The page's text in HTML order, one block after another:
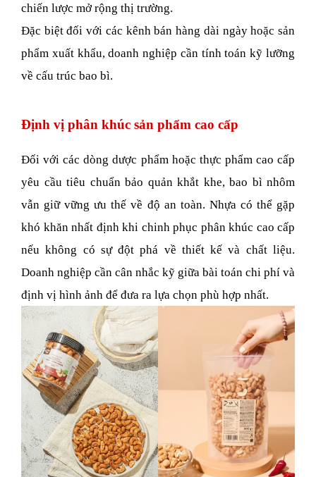
chiến lược mở rộng thị trường.
Đặc biệt đối với các kênh bán hàng dài ngày hoặc sản
phẩm xuất khẩu, doanh nghiệp cần tính toán kỹ lưỡng
về cấu trúc bao bì.
Định vị phân khúc sản phẩm cao cấp
Đối với các dòng dược phẩm hoặc thực phẩm cao cấp
yêu cầu tiêu chuẩn bảo quản khắt khe, bao bì nhôm
vẫn giữ vững ưu thế về độ an toàn. Nhựa có thể gặp
khó khăn nhất định khi chinh phục phân khúc cao cấp
nếu không có sự đột phá về thiết kế và chất liệu.
Doanh nghiệp cần cân nhắc kỹ giữa bài toán chi phí và
định vị hình ảnh để đưa ra lựa chọn phù hợp nhất.